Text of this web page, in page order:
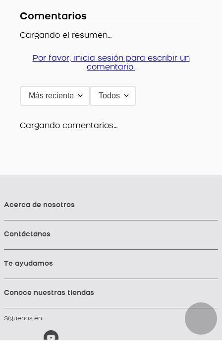
Comentarios
Cargando el resumen…
Por favor, inicia sesión para escribir un
comentario.
Más reciente Todos
Cargando comentarios…
Acerca de nosotros
Contáctanos
Te ayudamos
Conoce nuestras tiendas
Síguenos en: